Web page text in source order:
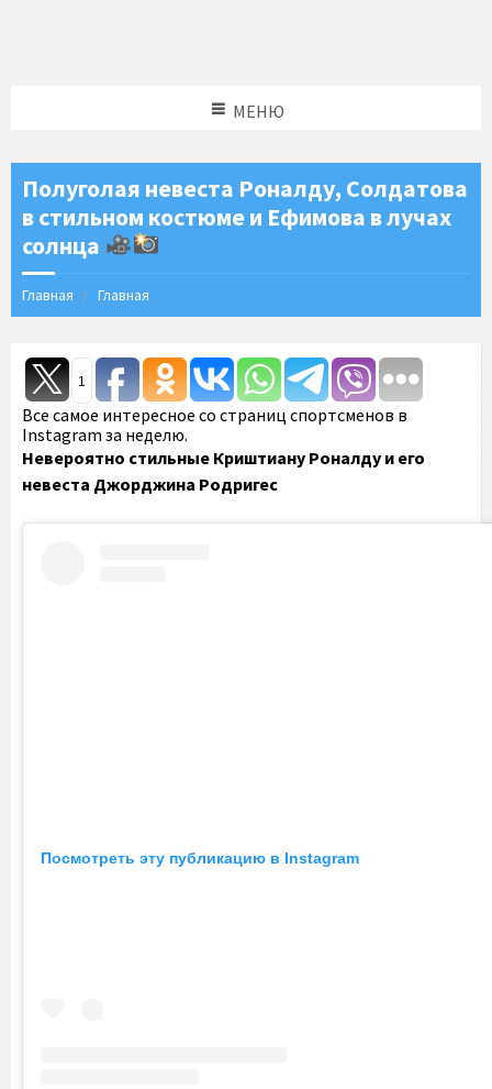
МЕНЮ
Полуголая невеста Роналду, Солдатова
в стильном костюме и Ефимова в лучах
солнца
Главная Главная
1
Все самое интересное со страниц спортсменов в
Instagram за неделю.
Невероятно стильные Криштиану Роналду и его
невеста Джорджина Родригес
Посмотреть эту публикацию в Instagram